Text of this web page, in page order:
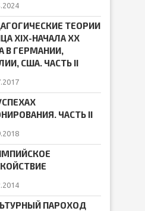
ТЕОРИИ
ХIХ-НАЧАЛА ХХ
В ГЕРМАНИИ,
США. ЧАСТЬ II
ЧАСТЬ II
ПАРОХОД